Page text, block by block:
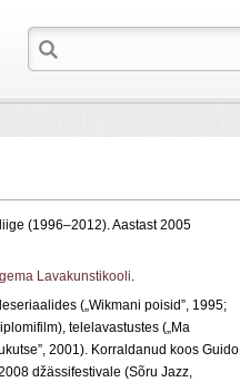
liige (1996–2012). Aastast 2005
Lavakunstikooli.
(„Wikmani poisid”, 1995;
telelavastustes („Ma
2001). Korraldanud koos Guido
džässifestivale (Sõru Jazz,